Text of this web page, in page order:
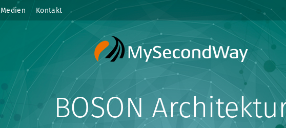
Medien Kontakt
Neural Product